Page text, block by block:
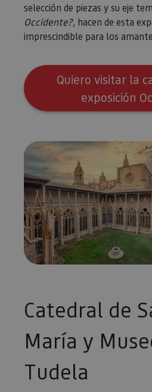
selección de piezas y su eje
Occidente?, hacen de esta
imprescindible para los
Quiero visitar la
exposición
Catedral de
María y
Tudela